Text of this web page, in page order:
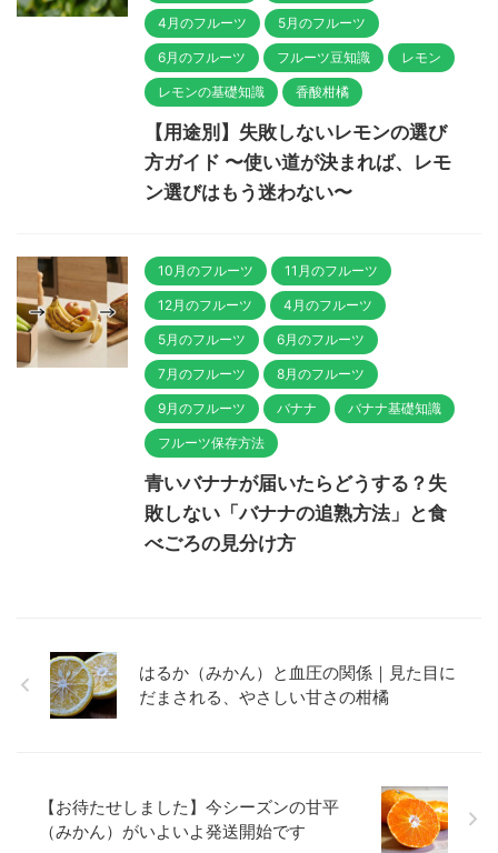
4月のフルーツ 5月のフルーツ
6月のフルーツ フルーツ豆知識 レモン
レモンの基礎知識 香酸柑橘
【用途別】失敗しないレモンの選び
方ガイド 〜使い道が決まれば、レモ
ン選びはもう迷わない〜
10月のフルーツ 11月のフルーツ
12月のフルーツ 4月のフルーツ
5月のフルーツ 6月のフルーツ
7月のフルーツ 8月のフルーツ
9月のフルーツ バナナ バナナ基礎知識
フルーツ保存方法
青いバナナが届いたらどうする？失
敗しない「バナナの追熟方法」と食
べごろの見分け方
はるか（みかん）と血圧の関係｜見た目に
だまされる、やさしい甘さの柑橘
【お待たせしました】今シーズンの甘平
（みかん）がいよいよ発送開始です